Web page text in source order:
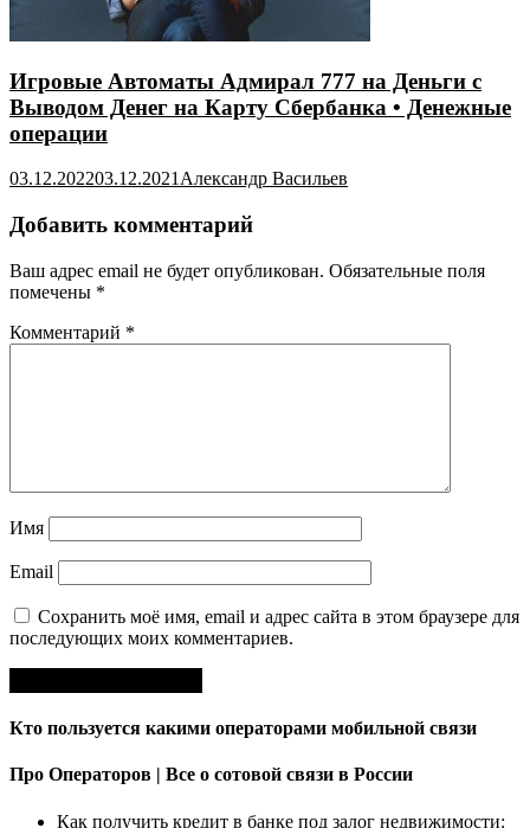
Игровые Автоматы Адмирал 777 на Деньги с
Выводом Денег на Карту Сбербанка • Денежные
операции
03.12.202203.12.2021Александр Васильев
Добавить комментарий
Ваш адрес email не будет опубликован. Обязательные поля
помечены *
Комментарий *
Имя
Email
Сохранить моё имя, email и адрес сайта в этом браузере для
последующих моих комментариев.
Кто пользуется какими операторами мобильной связи
Про Операторов | Все о сотовой связи в России
Как получить кредит в банке под залог недвижимости: